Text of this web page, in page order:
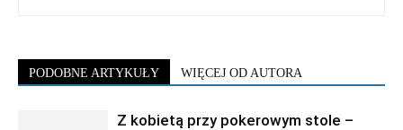
PODOBNE ARTYKUŁY WIĘCEJ OD AUTORA
Z kobietą przy pokerowym stole –